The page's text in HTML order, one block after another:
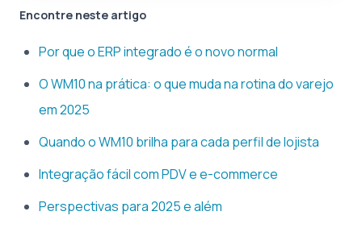
Encontre neste artigo
Por que o ERP integrado é o novo normal
O WM10 na prática: o que muda na rotina do varejo
em 2025
Quando o WM10 brilha para cada perfil de lojista
Integração fácil com PDV e e-commerce
Perspectivas para 2025 e além